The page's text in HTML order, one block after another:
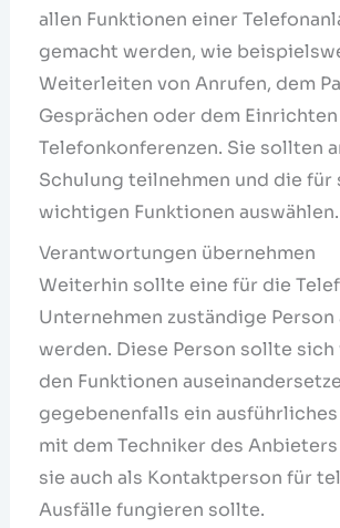
allen Funktionen einer
gemacht werden, wie
Weiterleiten von Anrufen, dem
Gesprächen oder dem
Telefonkonferenzen. Sie sollten
Schulung teilnehmen und die für
wichtigen Funktionen auswählen.
Verantwortungen übernehmen
Weiterhin sollte eine für die
Unternehmen zuständige
werden. Diese Person sollte
den Funktionen
gegebenenfalls ein
mit dem Techniker des
sie auch als Kontaktperson für
Ausfälle fungieren sollte.